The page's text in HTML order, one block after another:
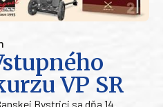
VP SR
Bystrici sa dňa 14.